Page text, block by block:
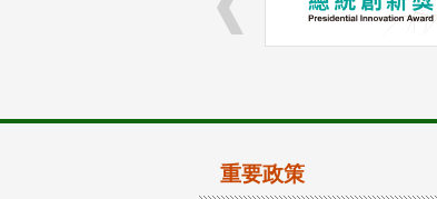
重要政策